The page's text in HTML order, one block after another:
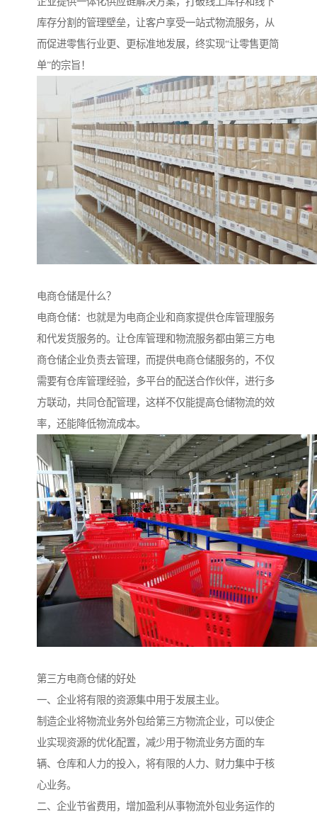
库存分割的管理壁垒，让客户享受一站式物流服务，从
而促进零售行业更、更标准地发展，终实现“让零售更简
单”的宗旨！
电商仓储是什么？
电商仓储：也就是为电商企业和商家提供仓库管理服务
和代发货服务的。让仓库管理和物流服务都由第三方电
商仓储企业负责去管理，而提供电商仓储服务的，不仅
需要有仓库管理经验，多平台的配送合作伙伴，进行多
方联动，共同仓配管理，这样不仅能提高仓储物流的效
率，还能降低物流成本。
第三方电商仓储的好处
一、企业将有限的资源集中用于发展主业。
制造企业将物流业务外包给第三方物流企业，可以使企
业实现资源的优化配置，减少用于物流业务方面的车
辆、仓库和人力的投入，将有限的人力、财力集中于核
心业务。
二、企业节省费用，增加盈利从事物流外包业务运作的